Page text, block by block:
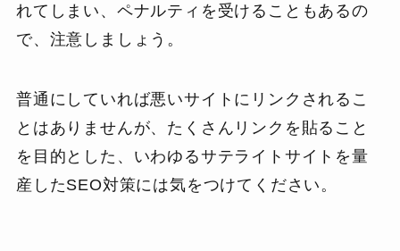
れてしまい、ペナルティを受けることもあるの
で、注意しましょう。
普通にしていれば悪いサイトにリンクされるこ
とはありませんが、たくさんリンクを貼ること
を目的とした、いわゆるサテライトサイトを量
産したSEO対策には気をつけてください。